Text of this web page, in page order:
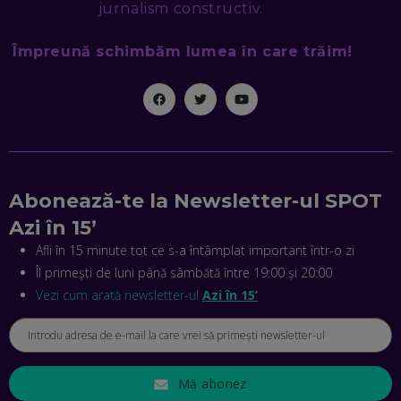
EP. 46
EP. 44
CRISTIAN GROZEA, BEEFAST: PREGĂTIM CEL MAI BUN
DISPECERAT AUTOMAT DE PE PIAȚĂ! CUM POATE
REVOLUȚIONA LIVRĂRILE RAPIDE, DIN ROMÂNIA PÂNĂ ÎN
ASIA
EP. 43
ANDREI NICOARĂ, EXPERT ÎN E-GUVERNARE: N-O SĂ NE
MAI MEARGĂ PREA MULT CU MANȚOGĂRII! DACĂ NU NE
jurnalism constructiv.
Împreună schimbăm lumea în care trăim!
Abonează-te la Newsletter-ul SPOT
Azi în 15’
Afli în 15 minute tot ce s-a întâmplat important într-o zi
Îl primești de luni până sâmbătă între 19:00 și 20:00
Vezi cum arată newsletter-ul Azi în 15’
Mă abonez